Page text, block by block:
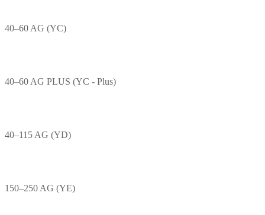
40–60 AG (YC)
40–60 AG PLUS (YC - Plus)
40–115 AG (YD)
150–250 AG (YE)